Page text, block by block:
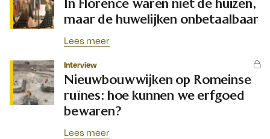
maar de huwelijken onbetaalbaar
Lees meer
Interview
Nieuwbouwwijken op Romeinse
ruïnes: hoe kunnen we erfgoed
bewaren?
Lees meer